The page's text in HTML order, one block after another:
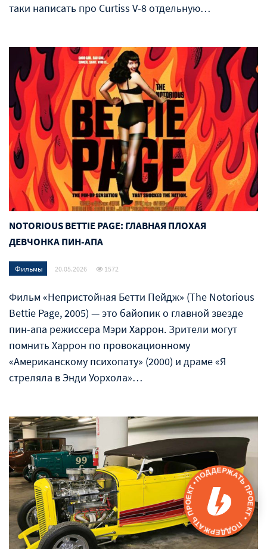
таки написать про Curtiss V-8 отдельную…
NOTORIOUS BETTIE PAGE: ГЛАВНАЯ ПЛОХАЯ
ДЕВЧОНКА ПИН-АПА
Фильмы 20.05.2026 1572
Фильм «Непристойная Бетти Пейдж» (The Notorious
Bettie Page, 2005) — это байопик о главной звезде
пин-апа режиссера Мэри Харрон. Зрители могут
помнить Харрон по провокационному
«Американскому психопату» (2000) и драме «Я
стреляла в Энди Уорхола»…
ПОДДЕРЖАТЬ ПРОЕКТ • ПОДДЕРЖАТЬ ПРОЕКТ •